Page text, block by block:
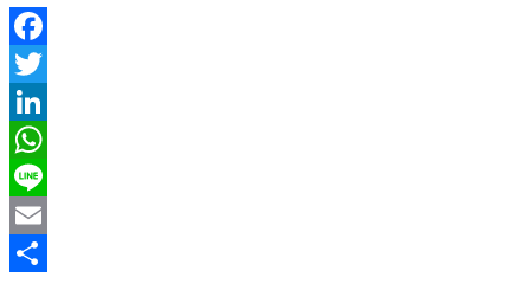
Facebook
Twitter
LinkedIn
WhatsApp
Line
Email